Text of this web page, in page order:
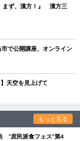
まず、漢方！』 漢方三
で公開講座、オンライン
天空を見上げて
もっと見る
“庶民派食フェス”第4